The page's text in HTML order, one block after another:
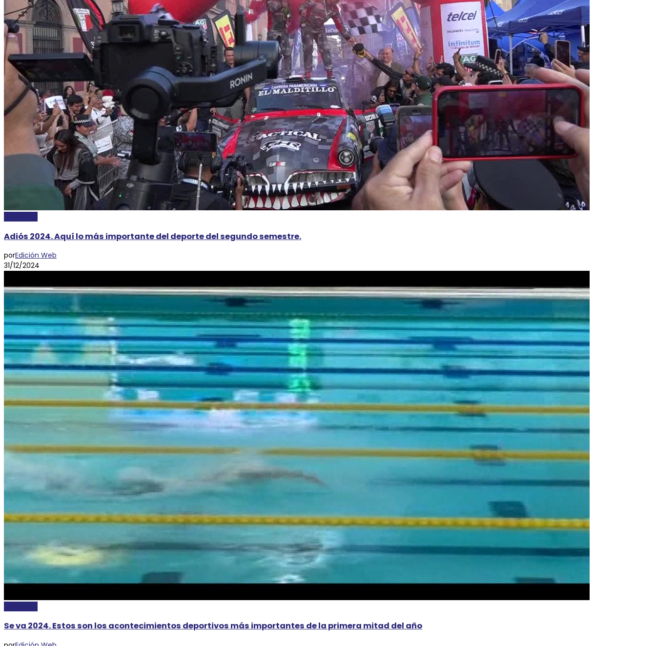
Adiós 2024. Aquí lo más importante del deporte del segundo semestre.
porEdición Web
31/12/2024
Se va 2024. Estos son los acontecimientos deportivos más importantes de la primera mitad del año